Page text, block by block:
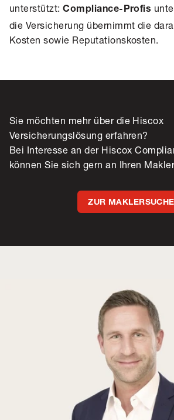
unterstützt:Compliance-Profis
die Versicherung übernimmt die
Kosten sowie Reputationskosten.
Sie möchten mehr über die Hiscox
Versicherungslösung erfahren?
Bei Interesse an der Hiscox
können Sie sich gern an Ihren
ZUR MAKLERSUCHE